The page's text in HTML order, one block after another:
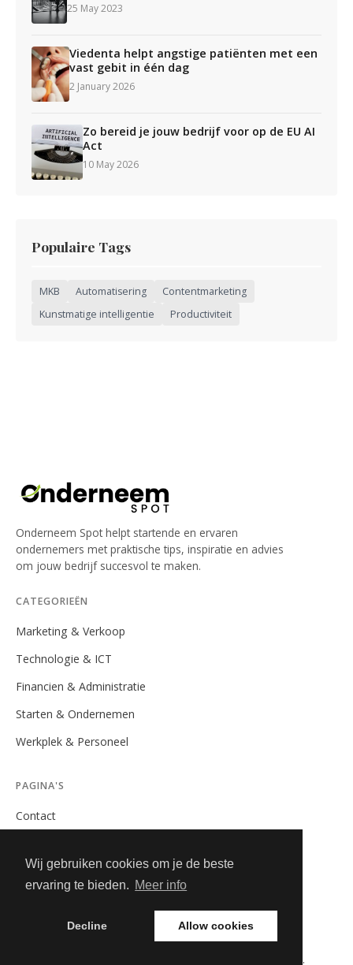
Wij gebruiken cookies om je de beste
ervaring te bieden. Meer info
Decline Allow cookies
25 May 2023
Viedenta helpt angstige patiënten met een
vast gebit in één dag
2 January 2026
Zo bereid je jouw bedrijf voor op de EU AI
Act
10 May 2026
Populaire Tags
MKB Automatisering
Contentmarketing
Kunstmatige intelligentie
Productiviteit
Onderneem Spot helpt startende en ervaren
ondernemers met praktische tips, inspiratie en advies
om jouw bedrijf succesvol te maken.
CATEGORIEËN
Marketing & Verkoop
Technologie & ICT
Financien & Administratie
Starten & Ondernemen
Werkplek & Personeel
PAGINA'S
Contact
Algemene Voorwaarden
© 2026 Onderneem Spot. Alle rechten voorbehouden.